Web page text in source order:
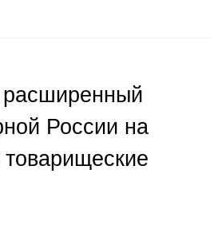
России на
товарищеские